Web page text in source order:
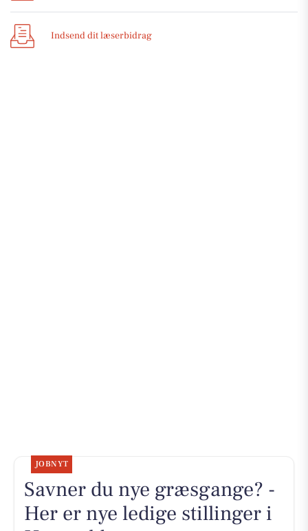
Indsend dit læserbidrag
JOBNYT
Savner du nye græsgange? -
Her er nye ledige stillinger i